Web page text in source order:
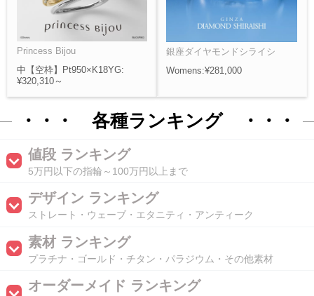
Princess Bijou
中【空枠】Pt950×K18YG:
¥320,310～
銀座ダイヤモンドシライシ
Womens:¥281,000
・・・ 各種ランキング ・・・
値段 ランキング
5万円以下の指輪～100万円以上まで
デザイン ランキング
ストレート・ウェーブ・エタニティ・アンティーク
素材 ランキング
プラチナ・ゴールド・チタン・パラジウム・その他素材
オーダーメイド ランキング